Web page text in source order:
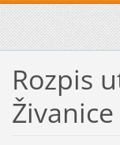
Rozpis